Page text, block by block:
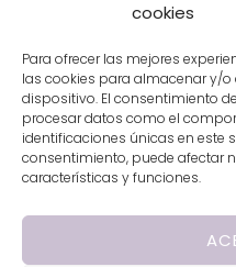
cookies
Para ofrecer las mejores
las cookies para almacenar y/
dispositivo. El consentimiento
procesar datos como el
identificaciones únicas en este
consentimiento, puede afectar
características y funciones.